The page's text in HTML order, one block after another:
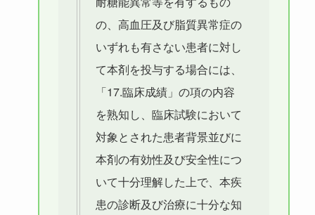
の、高血圧及び脂質異常症の
いずれも有さない患者に対し
て本剤を投与する場合には、
「17.臨床成績」の項の内容
を熟知し、臨床試験において
対象とされた患者背景並びに
本剤の有効性及び安全性につ
いて十分理解した上で、本疾
患の診断及び治療に十分な知